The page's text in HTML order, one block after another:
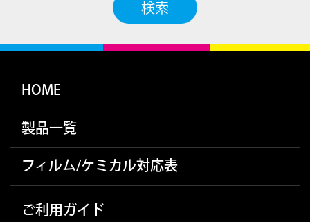
検索
HOME
製品一覧
フィルム/ケミカル対応表
ご利用ガイド